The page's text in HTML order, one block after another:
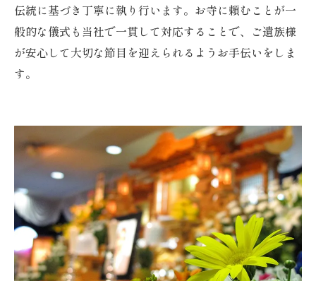
伝統に基づき丁寧に執り行います。お寺に頼むことが一
般的な儀式も当社で一貫して対応することで、ご遺族様
が安心して大切な節目を迎えられるようお手伝いをしま
す。